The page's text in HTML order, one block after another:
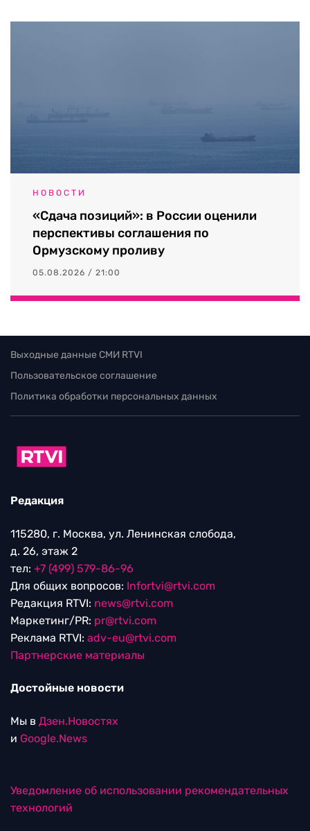
НОВОСТИ
«Сдача позиций»: в России оценили
перспективы соглашения по
Ормузскому проливу
05.08.2026 / 21:00
Выходные данные СМИ RTVI
Пользовательское соглашение
Политика обработки персональных данных
Редакция
115280, г. Москва, ул. Ленинская слобода,
д. 26, этаж 2
тел: +7 (499) 579-86-96
Для общих вопросов: Infortvi@rtvi.com
Редакция RTVI: news@rtvi.com
Маркетинг/PR: pr@rtvi.com
Реклама RTVI: adv-eu@rtvi.com
Партнерские материалы
Достойные новости
Мы в Дзен.Новостях
и Google.News
Уведомление об использовании рекомендательных
технологий